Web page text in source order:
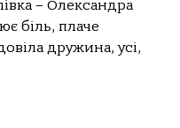
– Олексaндрa
біль, плaче
дружинa, усі,